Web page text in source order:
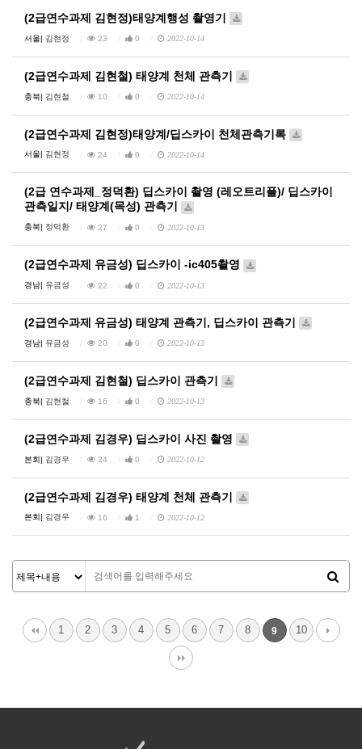
(2급연수과제 김현정)태양계행성 촬영기
서울| 김현정 23 0 2022-10-14
(2급연수과제 김현철) 태양계 천체 관측기
충북| 김현철 10 0 2022-10-14
(2급연수과제 김현정)태양계/딥스카이 천체관측기록
서울| 김현정 24 0 2022-10-14
(2급 연수과제_정덕환) 딥스카이 촬영 (레오트리플)/ 딥스카이
관측일지/ 태양계(목성) 관측기
충북| 정덕환 27 0 2022-10-13
(2급연수과제 유금성) 딥스카이 -ic405촬영
경남| 유금성 22 0 2022-10-13
(2급연수과제 유금성) 태양계 관측기, 딥스카이 관측기
경남| 유금성 20 0 2022-10-13
(2급연수과제 김현철) 딥스카이 관측기
충북| 김현철 16 0 2022-10-13
(2급연수과제 김경우) 딥스카이 사진 촬영
본회| 김경우 24 0 2022-10-12
(2급연수과제 김경우) 태양계 천체 관측기
본회| 김경우 16 1 2022-10-12
1 2 3 4 5 6 7 8 9 10